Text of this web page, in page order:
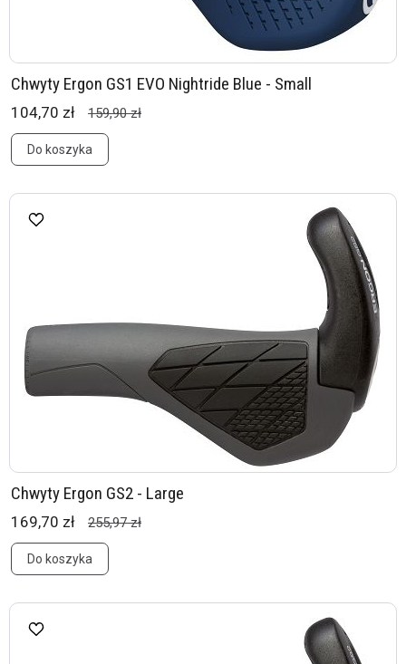
Chwyty Ergon GS1 EVO Nightride Blue - Small
104,70 zł 159,90 zł
Do koszyka
Chwyty Ergon GS2 - Large
169,70 zł 255,97 zł
Do koszyka